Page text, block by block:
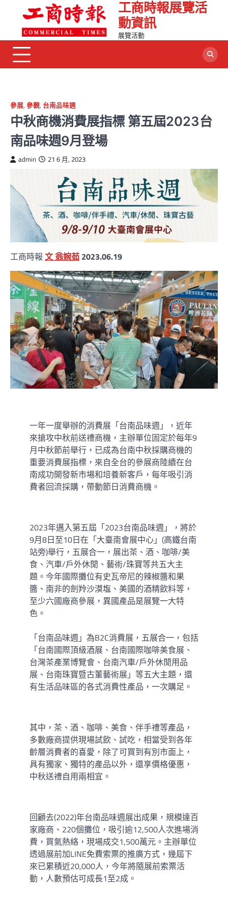
content
工商時報展覽活
動資訊
展覽活動
參展, 參觀, 台南品味週
中秋商機消費展指標 第五屆2023台
南品味週9月登場
admin 21 6 月, 2023
工商時報文 翁婉茹 2023.06.19
一年一度舉辦的消費展「台南品味週」，近年
來搶攻中秋前送禮商機，主辦單位固定於每年9
月中秋節前舉行，已成為台南中秋採購商機的
重要消費展指標，來自全台的參展商陸續在台
南成功開發新市場和培養新客戶，每年吸引消
費者回流採購，帶動節日消費商機。
2023年邁入第五屆「2023台南品味週」，將於
9月8日至10日在「大臺南會展中心」(高鐵台南
站旁)舉行，五展合一，展出茶、酒、咖啡/美
食、汽車/戶外休閒、藝術/珠寶等共五大主
題。今年國際攤位有史瓦帝尼的辣椒醬和果
醬、南非的劍羚沙漠塩、美國的酒精飲料等，
至少六國廠商參展，異國產品是展覽一大特
色。
「台南品味週」為B2C消費展，五展合一，包括
「台南國際頂級酒展、台南國際咖啡美食展、
台灣茶產業博覽會、台南汽車/戶外休閒用品
展、台南珠寶暨古董藝術展」等五大主題，還
有生活品味區的各式消費性產品，一次購足。
其中，茶、酒、咖啡、美食、伴手禮等產品，
多數廠商提供現場試飲、試吃，相當受到各年
齡層消費者的喜愛，除了可買到有別市面上，
具有獨家、獨特的產品以外，還享價格優惠，
中秋送禮自用兩相宜。
回顧去(2022)年台南品味週展出成果，規模達百
家廠商、220個攤位，吸引逾12,500人次進場消
費，買氣熱絡，現場成交1,500萬元。主辦單位
透過展前加LINE免費索票的推廣方式，幾屆下
來已累積近20,000人，今年將隨展前索票活
動，人數預估可成長1至2成。